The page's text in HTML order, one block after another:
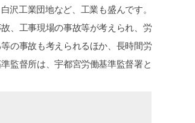
沢工業団地など、工業も盛んです。
、工事現場の事故等が考えられ、労
の事故も考えられるほか、長時間労
監督所は、宇都宮労働基準監督署と